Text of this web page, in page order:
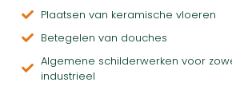
Plaatsen van keramische vloeren
Betegelen van douches
Algemene schilderwerken voor
industrieel